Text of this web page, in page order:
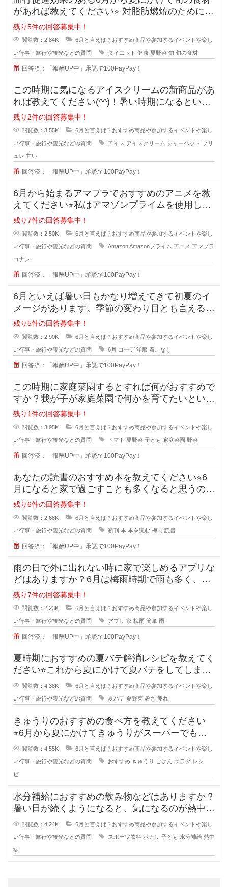
があれば教えてください⭐︎ 対脂肪燃焼のために血
行を促進
残り5件の回答募集中！
閲覧数：2.84K 6月と言えば？おすすめ商品や参加するイベントや楽し
い行事・旅行や観光などの質問 ダイエット 健康 夏野菜 旬 旬の食材
回答済：「報酬UP中」承認で100PayPay！
この時期に気になるアイスクリームの新商品があ
れば教えてください(^^)！暑い時期になるといろ
んなアイスが販売されますよね
残り2件の回答募集中！
閲覧数：3.55K 6月と言えば？おすすめ商品や参加するイベントや楽し
い行事・旅行や観光などの質問 アイス アイスクリーム シャーベット ブリ
ュレ 甘い
回答済：「報酬UP中」承認で100PayPay！
6月から始まるアマプラでおすすめのアニメを教
えてください⭐︎私はアマゾンプライムを使用して
います。
残り7件の回答募集中！
閲覧数：2.50K 6月と言えば？おすすめ商品や参加するイベントや楽し
い行事・旅行や観光などの質問 AmazonAmazonプライム アニメ アマプラ
コナン
回答済：「報酬UP中」承認で100PayPay！
6月といえば暑い日もかなり増えてきて初夏のイ
メージがあります。季節の変わり目とも言える季
節ですが、服装にいつも困ってしま
残り5件の回答募集中！
閲覧数：2.90K 6月と言えば？おすすめ商品や参加するイベントや楽し
い行事・旅行や観光などの質問 6月 コーデ 洋服 着こなし
回答済：「報酬UP中」承認で100PayPay！
この時期に家庭菜園するとすれば何がおすすめで
すか？我が子が家庭菜園で何かを育てたいという
のですが、今の6月くらいから植え
残り1件の回答募集中！
閲覧数：3.95K 6月と言えば？おすすめ商品や参加するイベントや楽し
い行事・旅行や観光などの質問 トマト 夏野菜 子ども 家庭菜園 野菜
回答済：「報酬UP中」承認で100PayPay！
あなたの読書のおすすめ本を教えてください⭐︎6
月になると家で過ごすことも多くなると思うの
で、たくさん本を読
残り6件の回答募集中！
閲覧数：2.68K 6月と言えば？おすすめ商品や参加するイベントや楽し
い行事・旅行や観光などの質問 新刊 本 本を読む 梅雨 読書
回答済：「報酬UP中」承認で100PayPay！
雨の日で外に出れない時に家で楽しめるアプリな
どはありますか？6月は梅雨時期で雨も多く、な
かなか外に出づらい季節ですよね。
残り7件の回答募集中！
閲覧数：2.23K 6月と言えば？おすすめ商品や参加するイベントや楽し
い行事・旅行や観光などの質問 アプリ 家 梅雨 簡単 雨
回答済：「報酬UP中」承認で100PayPay！
夏時期におすすめの夏バテ解消レシピを教えてく
ださい⭐︎これから夏にかけて夏バテをしてしまう
人も増えてきます
閲覧数：4.38K 6月と言えば？おすすめ商品や参加するイベントや楽し
い行事・旅行や観光などの質問 夏バテ 夏野菜 暑さ 疲れ
きゅうりのおすすめの食べ方を教えてください
⭐︎6月から夏にかけてきゅうりがスーパーでも安
くなり、食卓に出て
閲覧数：4.55K 6月と言えば？おすすめ商品や参加するイベントや楽し
い行事・旅行や観光などの質問 おすすめ きゅうり ごはん サラダ レシ
ピ
水分補給におすすめの飲み物などはありますか？
暑い日が続くようになると、気になるのが熱中症
対策の水分補給ですよね。
閲覧数：4.24K 6月と言えば？おすすめ商品や参加するイベントや楽し
い行事・旅行や観光などの質問 スポーツ飲料 ポカリ 子ども 水分補給 熱中
症